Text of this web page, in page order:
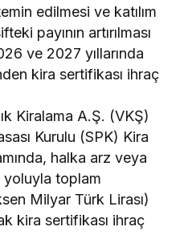
edilmesi ve katılım
payının artırılması
ve 2027 yıllarında
kira sertifikası ihraç
Kiralama A.Ş. (VKŞ)
Kurulu (SPK) Kira
halka arz veya
yoluyla toplam
Milyar Türk Lirası)
kira sertifikası ihraç